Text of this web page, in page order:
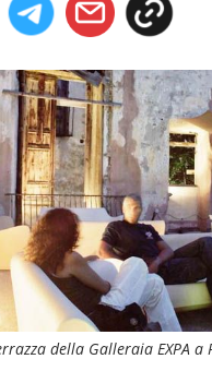
della Galleraia EXPA a